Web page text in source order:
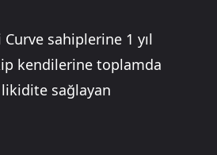
sahiplerine 1 yıl
kendilerine toplamda
likidite sağlayan